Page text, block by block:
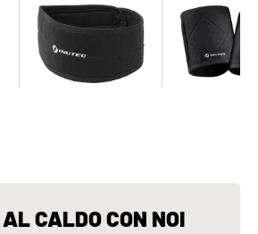
CALDO CON NOI